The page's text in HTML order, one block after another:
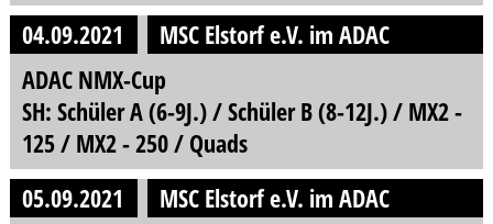
04.09.2021
MSC Elstorf e.V. im ADAC
ADAC NMX-Cup
SH: Schüler A (6-9J.) / Schüler B (8-12J.) / MX2 -
125 / MX2 - 250 / Quads
05.09.2021
MSC Elstorf e.V. im ADAC